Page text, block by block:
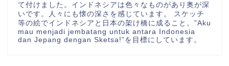
て付けました。インドネシアは色々なものがあり奥が深
いです。人々にも懐の深さを感じています。 スケッチ
等の絵でインドネシアと日本の架け橋に成ること。”Aku
mau menjadi jembatang untuk antara Indonesia
dan Jepang dengan Sketsa!”を目標にしています。